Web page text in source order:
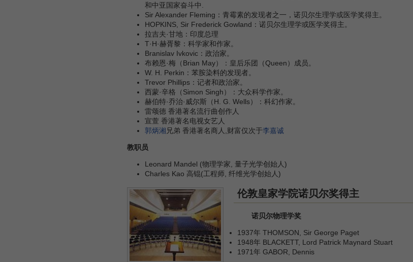
和中亚国家奋斗中.
Sir Alexander Fleming：青霉素的发现者之一，诺贝尔生理学或医学奖得主。
HOPKINS, Sir Frederick Gowland：诺贝尔生理学或医学奖得主。
拉吉夫·甘地：印度总理
T·H·赫胥黎：科学家和作家。
Branislav Ivkovic：政治家。
布赖恩·梅（Brian May）：皇后乐团（Queen）成员。
W. H. Perkin：苯胺染料的发现者。
Trevor Phillips：记者和政治家。
西蒙·辛格（Simon Singh）：大众科学作家。
赫伯特·乔治·威尔斯（H. G. Wells）：科幻作家。
雷颂德 香港著名流行曲创作人
宣萱 香港著名电视女艺人
郭炳湘 兄弟 香港著名商人,财富仅次于李嘉诚
教职员
Leonard Mandel (物理学家, 量子光学创始人)
Charles Kao 高锟(工程师, 纤维光学创始人)
伦敦皇家学院诺贝尔奖得主
诺贝尔物理学奖
1937年 THOMSON, Sir George Paget
1948年 BLACKETT, Lord Patrick Maynard Stuart
1971年 GABOR, Dennis